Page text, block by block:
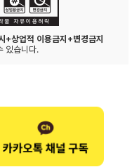
+상업적 이용금지+변경금지
있습니다.